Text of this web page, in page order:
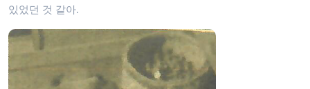
있었던 것 같아.